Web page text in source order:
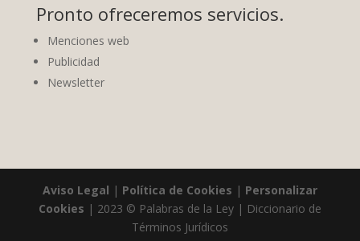
Pronto ofreceremos servicios.
Menciones web
Publicidad
Newsletter
Aviso Legal | Política de Cookies | Personalizar
Cookies | 2023 © Palabras de la Ley | Diccionario de
Términos Jurídicos